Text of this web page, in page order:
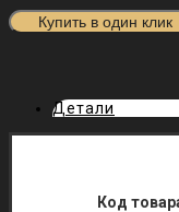
Купить в один клик
Детали
Код